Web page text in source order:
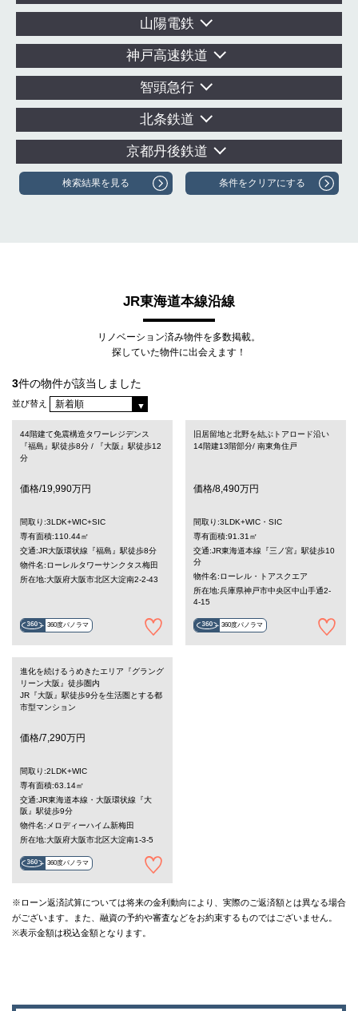
山陽電鉄
神戸高速鉄道
智頭急行
北条鉄道
京都丹後鉄道
JR東海道本線沿線
リノベーション済み物件を多数掲載。
探していた物件に出会えます！
3件の物件が該当しました
並び替え
44階建て免震構造タワーレジデンス
『福島』駅徒歩8分 / 『大阪』駅徒歩12
分
価格/19,990万円
間取り:3LDK+WIC+SIC
専有面積:110.44㎡
交通:JR大阪環状線『福島』駅徒歩8分
物件名:ローレルタワーサンクタス梅田
所在地:大阪府大阪市北区大淀南2-2-43
360度パノラマ
旧居留地と北野を結ぶトアロード沿い
14階建13階部分/ 南東角住戸
価格/8,490万円
間取り:3LDK+WIC・SIC
専有面積:91.31㎡
交通:JR東海道本線『三ノ宮』駅徒歩10
分
物件名:ローレル・トアスクエア
所在地:兵庫県神戸市中央区中山手通2-
4-15
360度パノラマ
進化を続けるうめきたエリア『グラング
リーン大阪』徒歩圏内
JR『大阪』駅徒歩9分を生活圏とする都
市型マンション
価格/7,290万円
間取り:2LDK+WIC
専有面積:63.14㎡
交通:JR東海道本線・大阪環状線『大
阪』駅徒歩9分
物件名:メロディーハイム新梅田
所在地:大阪府大阪市北区大淀南1-3-5
360度パノラマ
※ローン返済試算については将来の金利動向により、実際のご返済額とは異なる場合
がございます。また、融資の予約や審査などをお約束するものではございません。
※表示金額は税込金額となります。